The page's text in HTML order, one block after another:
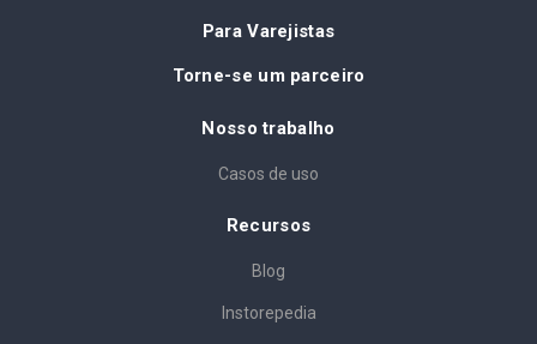
Para Varejistas
Torne-se um parceiro
Nosso trabalho
Casos de uso
Recursos
Blog
Instorepedia